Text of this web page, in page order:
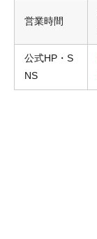
営業時間
公式HP・S
NS